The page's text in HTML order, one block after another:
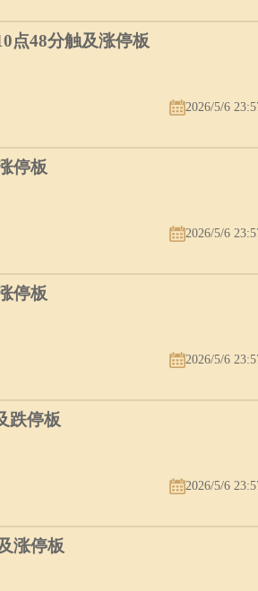
点48分触及涨停板
2026/5/6
停板
2026/5/6
停板
2026/5/6
跌停板
2026/5/6
涨停板